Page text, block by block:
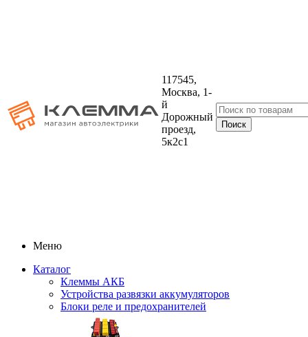
117545,
Москва, 1-
й
Дорожный
проезд,
5к2с1
Меню
Каталог
Клеммы АКБ
Устройства развязки аккумуляторов
Блоки реле и предохранителей